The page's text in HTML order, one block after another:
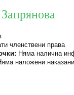
членствени права
Няма налична
наложени